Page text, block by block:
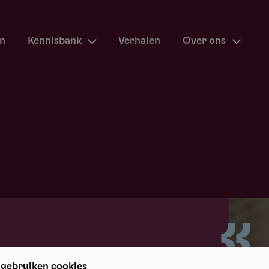
Kennisbank Verhalen Over ons
cookies